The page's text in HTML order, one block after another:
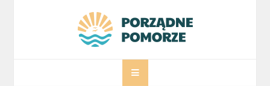
Informacje na temat Pomorza